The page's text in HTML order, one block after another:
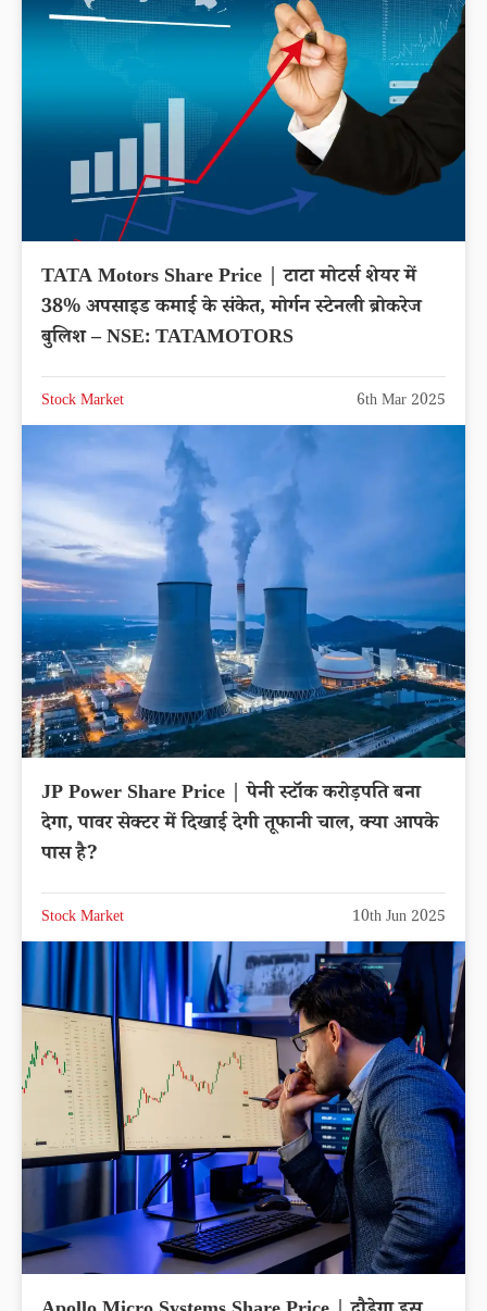
TATA Motors Share Price | टाटा मोटर्स शेयर में
38% अपसाइड कमाई के संकेत, मोर्गन स्टेनली ब्रोकरेज
बुलिश – NSE: TATAMOTORS
Stock Market 6th Mar 2025
JP Power Share Price | पेनी स्टॉक करोड़पति बना
देगा, पावर सेक्टर में दिखाई देगी तूफानी चाल, क्या आपके
पास है?
Stock Market 10th Jun 2025